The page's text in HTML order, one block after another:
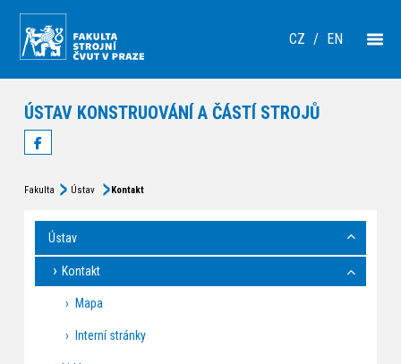
CZ / EN
ÚSTAV KONSTRUOVÁNÍ A ČÁSTÍ STROJŮ
Fakulta Ústav Kontakt
Ústav
Kontakt
Mapa
Interní stránky